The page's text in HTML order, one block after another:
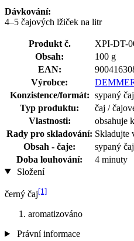
Dávkování:
4–5 čajových lžiček na litr
Produkt č.
XPI-DT-
Obsah:
100 g
EAN:
Výrobce:
Konzistence/formát: sypaný čaj
Typ produktu:
čaj /
Vlastnosti:
obsahuje
Rady pro skladování: Skladujte
Obsah - čaje:
sypaný čaj
Doba louhování:
4 minuty
Složení
černý čaj[1]
aromatizováno
Právní informace